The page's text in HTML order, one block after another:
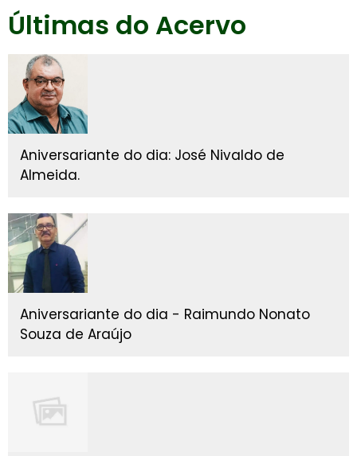
Últimas do Acervo
Aniversariante do dia: José Nivaldo de
Almeida.
Aniversariante do dia - Raimundo Nonato
Souza de Araújo